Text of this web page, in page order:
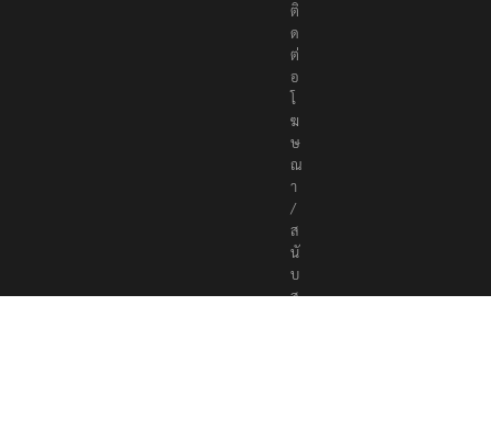
ติ
ด
ต่
อ
โ
ฆ
ษ
ณ
า
/
ส
นั
บ
ส